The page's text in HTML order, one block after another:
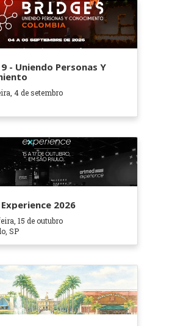
- Uniendo Personas Y
4 de setembro
2026
15 de outubro
SP